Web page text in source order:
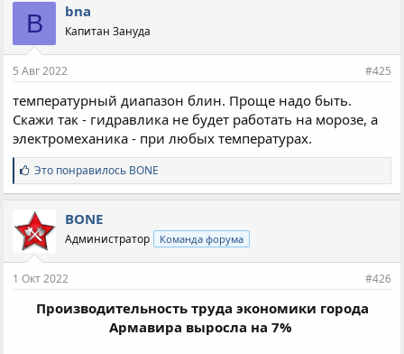
B bna
Капитан Зануда
5 Авг 2022 #425
температурный диапазон блин. Проще надо быть.
Скажи так - гидравлика не будет работать на морозе, а
электромеханика - при любых температурах.
С
и
м
п
а
т
и
:
Это понравилось BONE
BONE
Администратор Команда форума
1 Окт 2022 #426
Производительность труда экономики города
Армавира выросла на 7%